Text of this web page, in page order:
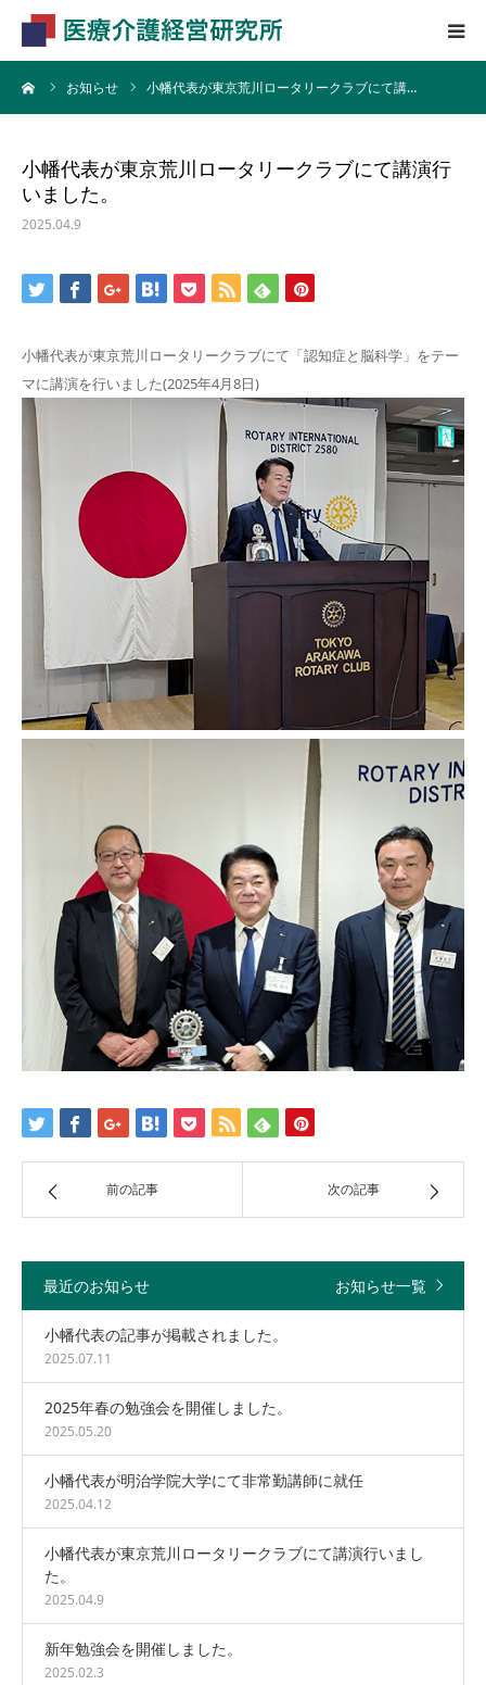
お知らせ 小幡代表が東京荒川ロータリークラブにて講…
小幡代表が東京荒川ロータリークラブにて講演行
いました。
2025.04.9
小幡代表が東京荒川ロータリークラブにて「認知症と脳科学」をテー
マに講演を行いました(2025年4月8日)
前の記事 次の記事
最近のお知らせ お知らせ一覧
小幡代表の記事が掲載されました。
2025.07.11
2025年春の勉強会を開催しました。
2025.05.20
小幡代表が明治学院大学にて非常勤講師に就任
2025.04.12
小幡代表が東京荒川ロータリークラブにて講演行いまし
た。
2025.04.9
新年勉強会を開催しました。
2025.02.3
HOME
会社概要